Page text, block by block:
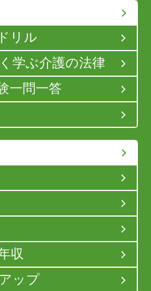
リル
学ぶ介護の法律
一問一答
収
ップ